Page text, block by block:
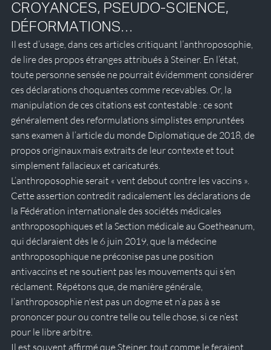
CROYANCES, PSEUDO-SCIENCE,
DÉFORMATIONS…
Il est d’usage, dans ces articles critiquant l’anthroposophie,
de lire des propos étranges attribués à Steiner. En l’état,
toute personne sensée ne pourrait évidemment considérer
ces déclarations choquantes comme recevables. Or, la
manipulation de ces citations est contestable : ce sont
généralement des reformulations simplistes empruntées
sans examen à l’article du monde Diplomatique de 2018, de
propos originaux mais extraits de leur contexte et tout
simplement fallacieux et caricaturés.
L’anthroposophie serait « vent debout contre les vaccins ».
Cette assertion contredit radicalement les déclarations de
la Fédération internationale des sociétés médicales
anthroposophiques et la Section médicale au Goetheanum,
qui déclaraient dès le 6 juin 2019, que la médecine
anthroposophique ne préconise pas une position
antivaccins et ne soutient pas les mouvements qui s’en
réclament. Répétons que, de manière générale,
l’anthroposophie n'est pas un dogme et n’a pas à se
prononcer pour ou contre telle ou telle chose, si ce n’est
pour le libre arbitre.
Il est souvent affirmé que Steiner, tout comme le feraient